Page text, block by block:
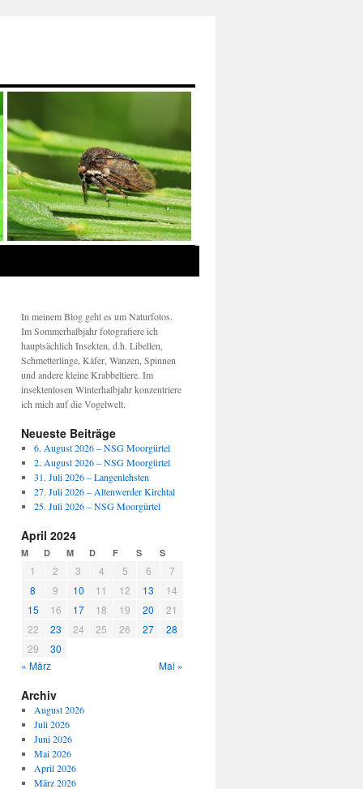
In meinem Blog geht es um Naturfotos.
Im Sommerhalbjahr fotografiere ich
hauptsächlich Insekten, d.h. Libellen,
Schmetterlinge, Käfer, Wanzen, Spinnen
und andere kleine Krabbeltiere. Im
insektenlosen Winterhalbjahr konzentriere
ich mich auf die Vogelwelt.
Neueste Beiträge
6. August 2026 – NSG Moorgürtel
2. August 2026 – NSG Moorgürtel
31. Juli 2026 – Langenlehsten
27. Juli 2026 – Altenwerder Kirchtal
25. Juli 2026 – NSG Moorgürtel
April 2024
M D M D F S S
1 2 3 4 5 6
7
8
9 10 11 12 13
14
15
16 17 18 19 20
21
22
23 24 25 26 27
28
29
30
« März
Mai »
Archiv
August 2026
Juli 2026
Juni 2026
Mai 2026
April 2026
März 2026